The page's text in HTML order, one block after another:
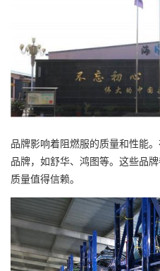
品牌影响着阻燃服的质量和性能
品牌，如舒华、鸿图等。这些品
质量值得信赖。